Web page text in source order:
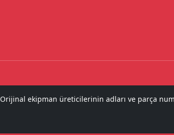
Orijinal ekipman üreticilerinin adları ve parça